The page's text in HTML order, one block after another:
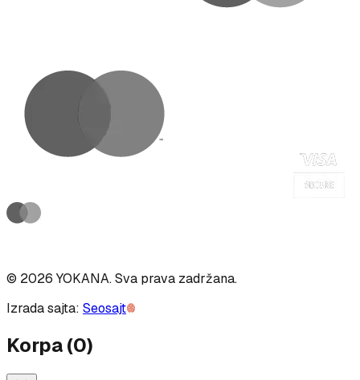
© 2026 YOKANA.Sva prava zadržana.
Izrada sajta: Seosajt
Korpa(0)